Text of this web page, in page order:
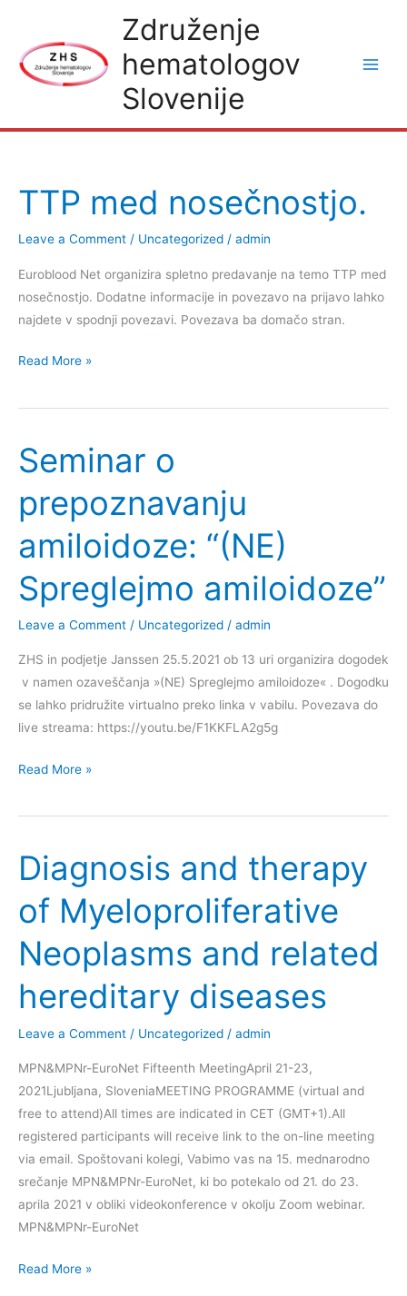
content
Združenje
hematologov
Slovenije
TTP med nosečnostjo.
Leave a Comment / Uncategorized / admin
Euroblood Net organizira spletno predavanje na temo TTP med
nosečnostjo. Dodatne informacije in povezavo na prijavo lahko
najdete v spodnji povezavi. Povezava ba domačo stran.
TTP
nosečnostjo.
Read More »
Seminar o
prepoznavanju
amiloidoze: “(NE)
Spreglejmo amiloidoze”
Leave a Comment / Uncategorized / admin
ZHS in podjetje Janssen 25.5.2021 ob 13 uri organizira dogodek
v namen ozaveščanja »(NE) Spreglejmo amiloidoze« . Dogodku
se lahko pridružite virtualno preko linka v vabilu. Povezava do
live streama: https://youtu.be/F1KKFLA2g5g
Seminar
prepoznavanju
“(NE)
Spreglejmo
amiloidoze”
Read More »
Diagnosis and therapy
of Myeloproliferative
Neoplasms and related
hereditary diseases
Leave a Comment / Uncategorized / admin
MPN&MPNr-EuroNet Fifteenth MeetingApril 21-23,
2021Ljubljana, SloveniaMEETING PROGRAMME (virtual and
free to attend)All times are indicated in CET (GMT+1).All
registered participants will receive link to the on-line meeting
via email. Spoštovani kolegi, Vabimo vas na 15. mednarodno
srečanje MPN&MPNr-EuroNet, ki bo potekalo od 21. do 23.
aprila 2021 v obliki videokonference v okolju Zoom webinar.
MPN&MPNr-EuroNet
Diagnosis
Read More »